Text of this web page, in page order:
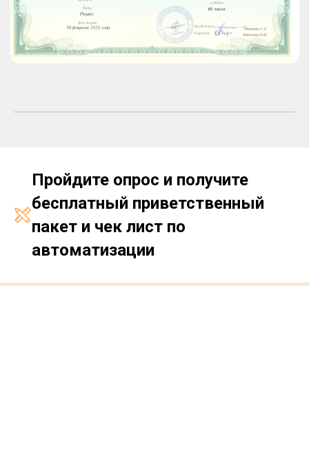
Пройдите опрос и получите
бесплатный приветственный
пакет и чек лист по
автоматизации